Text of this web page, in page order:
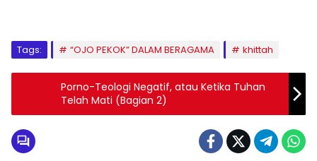
Tags: “OJO PEKOK” DALAM BERAGAMA khittah
Porno-Teologi Negatif, atau Ketika Tuhan
Telah Mati (Bagian 2)